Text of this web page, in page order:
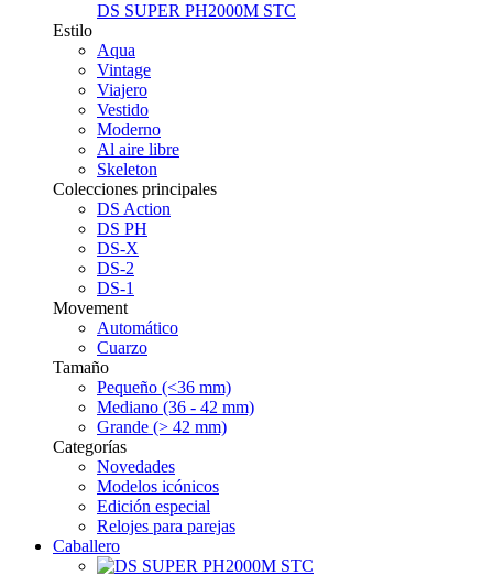
DS SUPER PH2000M STC
Estilo
Aqua
Vintage
Viajero
Vestido
Moderno
Al aire libre
Skeleton
Colecciones principales
DS Action
DS PH
DS-X
DS-2
DS-1
Movement
Automático
Cuarzo
Tamaño
Pequeño (<36 mm)
Mediano (36 - 42 mm)
Grande (> 42 mm)
Categorías
Novedades
Modelos icónicos
Edición especial
Relojes para parejas
Caballero